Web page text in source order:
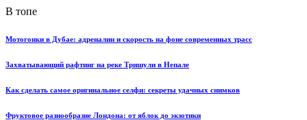
В топе
Мотогонки в Дубае: адреналин и скорость на фоне современных трасс
Захватывающий рафтинг на реке Тришули в Непале
Как сделать самое оригинальное селфи: секреты удачных снимков
Фруктовое разнообразие Лондона: от яблок до экзотики